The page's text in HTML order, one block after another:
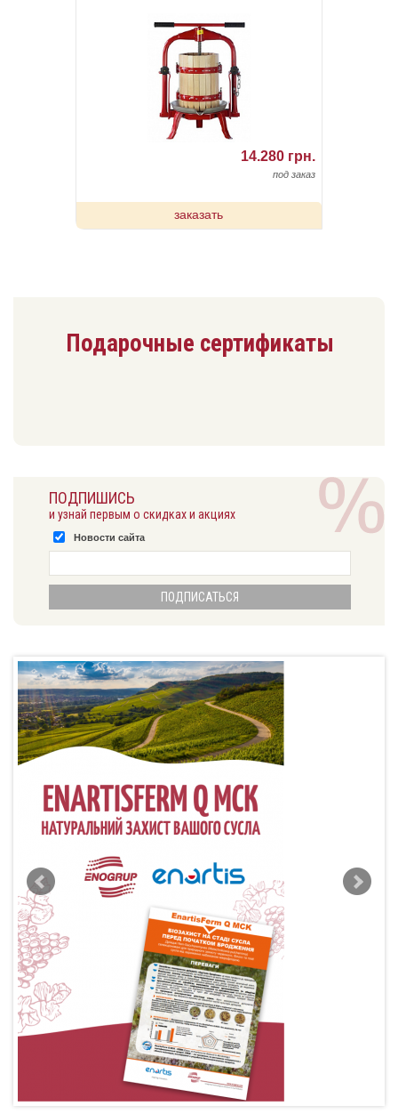
14.280 грн.
под заказ
заказать
Подарочные сертификаты
ПОДПИШИСЬ
и узнай первым о скидках и акциях
Новости сайта